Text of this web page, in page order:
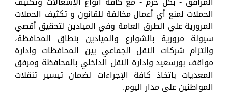
الحملات لمنع أي أعمال مخالفة للقانون و تكثيف الحملات
المرورية علي الطرق العامة وفي الميادين لتحقيق أقصي
سيولة مرورية بالشوارع والميادين بنطاق المحافظة،
وإلتزام شركات النقل الجماعي بين المحافظات وإدارة
مواقف بورسعيد وإدارة النقل الداخلي بالمحافظة ومرفق
المعديات باتخاذ كافة الإجراءات لضمان تيسير تنقلات
المواطنين على مدار اليوم.